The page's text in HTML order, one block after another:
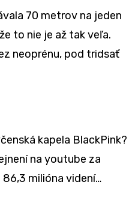
70 metrov na jeden
to nie je až tak veľa.
neoprénu, pod tridsať
kapela BlackPink?
na youtube za
milióna videní…